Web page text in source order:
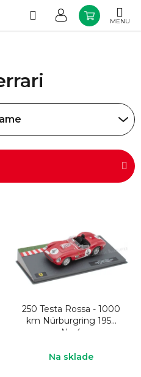
Hľadať
KOŠÍK
250 Testa Rossa - 1000
km Nürburgring 1959
No.4
Na sklade